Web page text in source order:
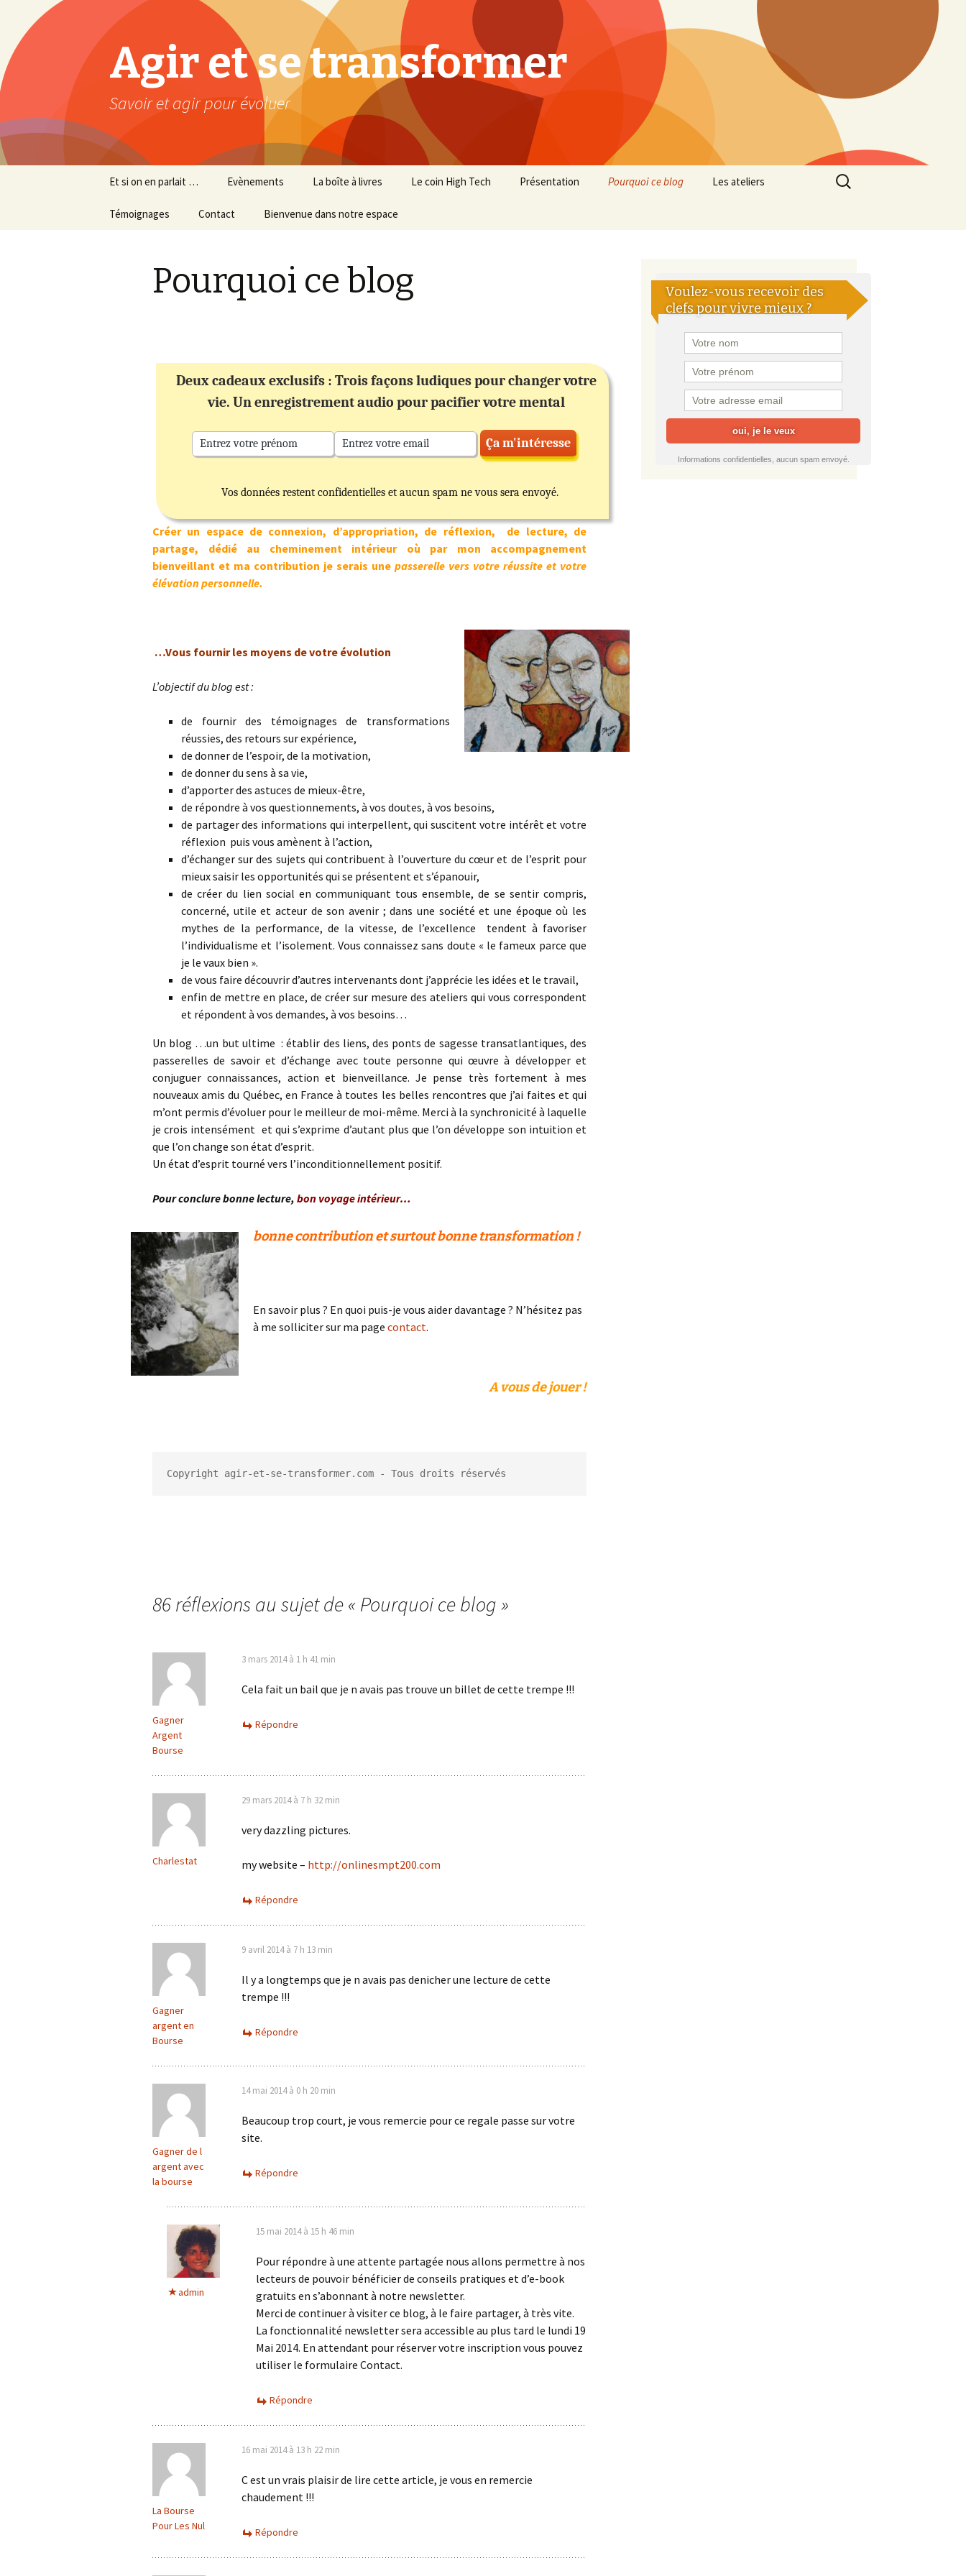
Agir et se transformer
Savoir et agir pour évoluer
Aller au contenu principal
Et si on en parlait … Evènements La boîte à livres Le coin High Tech Présentation Pourquoi ce blog Les ateliers
Témoignages Contact Bienvenue dans notre espace
Rechercher :
Pourquoi ce blog
Deux cadeaux exclusifs : Trois façons ludiques pour changer votre
vie. Un enregistrement audio pour pacifier votre mental
Vos données restent confidentielles et aucun spam ne vous sera envoyé.
Créer un espace de connexion, d’appropriation, de réflexion, de lecture, de
partage, dédié au cheminement intérieur où par mon accompagnement
bienveillant et ma contribution je serais une passerelle vers votre réussite et votre
élévation personnelle.
…Vous fournir les moyens de votre évolution
L’objectif du blog est :
de fournir des témoignages de transformations
réussies, des retours sur expérience,
de donner de l’espoir, de la motivation,
de donner du sens à sa vie,
d’apporter des astuces de mieux-être,
de répondre à vos questionnements, à vos doutes, à vos besoins,
de partager des informations qui interpellent, qui suscitent votre intérêt et votre
réflexion puis vous amènent à l’action,
d’échanger sur des sujets qui contribuent à l’ouverture du cœur et de l’esprit pour
mieux saisir les opportunités qui se présentent et s’épanouir,
de créer du lien social en communiquant tous ensemble, de se sentir compris,
concerné, utile et acteur de son avenir ; dans une société et une époque où les
mythes de la performance, de la vitesse, de l’excellence tendent à favoriser
l’individualisme et l’isolement. Vous connaissez sans doute « le fameux parce que
je le vaux bien ».
de vous faire découvrir d’autres intervenants dont j’apprécie les idées et le travail,
enfin de mettre en place, de créer sur mesure des ateliers qui vous correspondent
et répondent à vos demandes, à vos besoins…
Un blog …un but ultime : établir des liens, des ponts de sagesse transatlantiques, des
passerelles de savoir et d’échange avec toute personne qui œuvre à développer et
conjuguer connaissances, action et bienveillance. Je pense très fortement à mes
nouveaux amis du Québec, en France à toutes les belles rencontres que j’ai faites et qui
m’ont permis d’évoluer pour le meilleur de moi-même. Merci à la synchronicité à laquelle
je crois intensément et qui s’exprime d’autant plus que l’on développe son intuition et
que l’on change son état d’esprit.
Un état d’esprit tourné vers l’inconditionnellement positif.
Pour conclure bonne lecture, bon voyage intérieur…
bonne contribution et surtout bonne transformation !
En savoir plus ? En quoi puis-je vous aider davantage ? N’hésitez pas
à me solliciter sur ma page contact.
A vous de jouer !
Copyright agir-et-se-transformer.com - Tous droits réservés
86 réflexions au sujet de « Pourquoi ce blog»
Gagner
Argent
Bourse
3 mars 2014 à 1 h 41 min
Cela fait un bail que je n avais pas trouve un billet de cette trempe !!!
Répondre
Charlestat
29 mars 2014 à 7 h 32 min
very dazzling pictures.
my website – http://onlinesmpt200.com
Répondre
Gagner
argent en
Bourse
9 avril 2014 à 7 h 13 min
Il y a longtemps que je n avais pas denicher une lecture de cette
trempe !!!
Répondre
Gagner de l
argent avec
la bourse
14 mai 2014 à 0 h 20 min
Beaucoup trop court, je vous remercie pour ce regale passe sur votre
site.
Répondre
admin
15 mai 2014 à 15 h 46 min
Pour répondre à une attente partagée nous allons permettre à nos
lecteurs de pouvoir bénéficier de conseils pratiques et d’e-book
gratuits en s’abonnant à notre newsletter.
Merci de continuer à visiter ce blog, à le faire partager, à très vite.
La fonctionnalité newsletter sera accessible au plus tard le lundi 19
Mai 2014. En attendant pour réserver votre inscription vous pouvez
utiliser le formulaire Contact.
Répondre
La Bourse
Pour Les Nul
16 mai 2014 à 13 h 22 min
C est un vrais plaisir de lire cette article, je vous en remercie
chaudement !!!
Répondre
Voulez-vous recevoir des
clefs pour vivre mieux ?
Informations confidentielles, aucun spam envoyé.